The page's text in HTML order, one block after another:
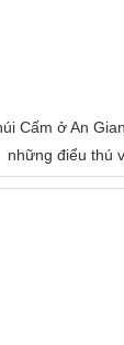
Cấm ở An
những điểu thú